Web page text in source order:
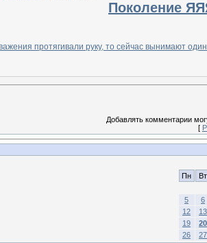
Поколение
протягивали руку, то сейчас вынимают
Добавлять комментарии
[
Пн Вт
5
6
12
13
19
20
26
27